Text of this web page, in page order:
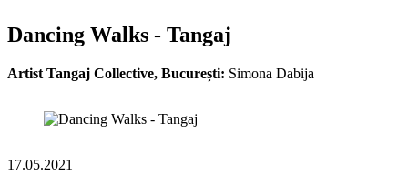
Dancing Walks - Tangaj
Artist Tangaj Collective, București: Simona Dabija
17.05.2021